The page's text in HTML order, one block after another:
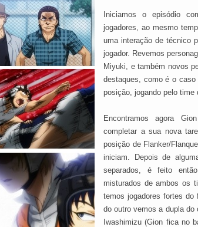
Iniciamos o episódio
jogadores, ao mesmo
uma interação de técnico
jogador. Revemos
Miyuki, e também novos
destaques, como é o
posição, jogando pelo time
Encontramos agora
completar a sua nova
posição de Flanker/
iniciam. Depois de
separados, é feito
misturados de ambos os
temos jogadores fortes do
do outro vemos a dupla
Iwashimizu (Gion fica no